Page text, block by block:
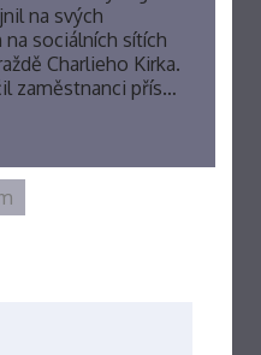
na svých
sociálních sítích
Charlieho Kirka.
zaměstnanci přís…